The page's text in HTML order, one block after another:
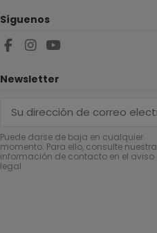
Síguenos
Newsletter
Puede darse de baja en cualquier
momento. Para ello, consulte nuestra
información de contacto en el aviso
legal.